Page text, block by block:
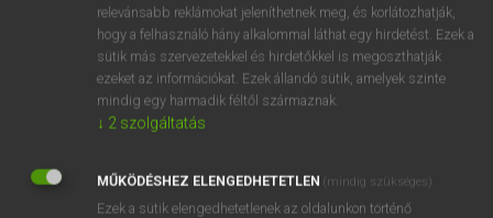
brownstone
brown sugar
relevánsabb reklámokat jeleníthetnek meg, és korlátozhatják,
hogy a felhasználó hány alkalommal láthat egy hirdetést. Ezek a
sütik más szervezetekkel és hirdetőkkel is megoszthatják
ezeket az információkat. Ezek állandó sütik, amelyek szinte
mindig egy harmadik féltől származnak.
↓ 2 szolgáltatás
MŰKÖDÉSHEZ ELENGEDHETETLEN (mindig szükséges)
Ezek a sütik elengedhetetlenek az oldalunkon történő